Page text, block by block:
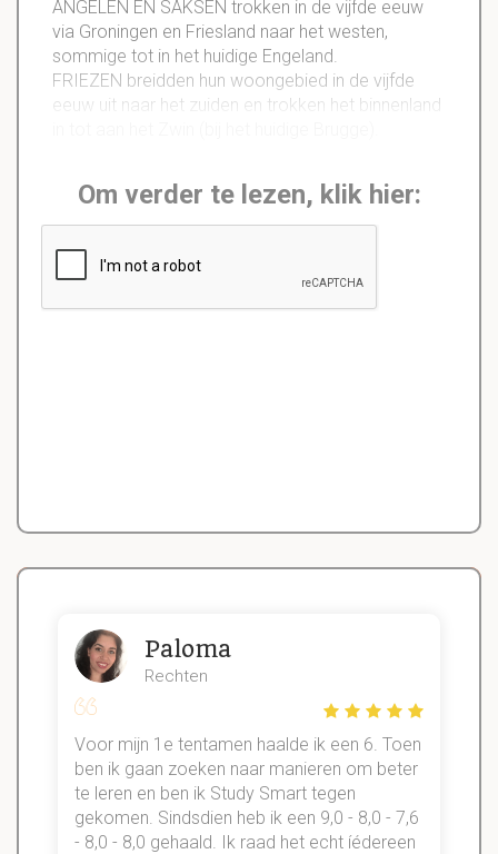
ANGELEN EN SAKSEN trokken in de vijfde eeuw
via Groningen en Friesland naar het westen,
sommige tot in het huidige Engeland.
FRIEZEN breidden hun woongebied in de vijfde
eeuw uit naar het zuiden en trokken het binnenland
Om verder te lezen, klik hier:
Paloma
Rechten
Voor mijn 1e tentamen haalde ik een 6. Toen
ben ik gaan zoeken naar manieren om beter
te leren en ben ik Study Smart tegen
gekomen. Sindsdien heb ik een 9,0 - 8,0 - 7,6
- 8,0 - 8,0 gehaald. Ik raad het echt íédereen